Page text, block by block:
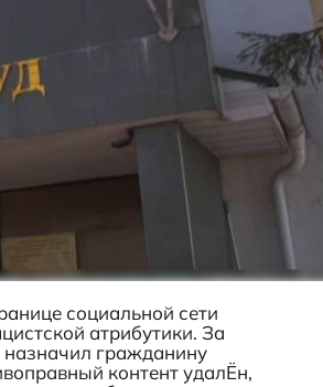
социальной сети
атрибутики. За
гражданину
контент удалЁн,